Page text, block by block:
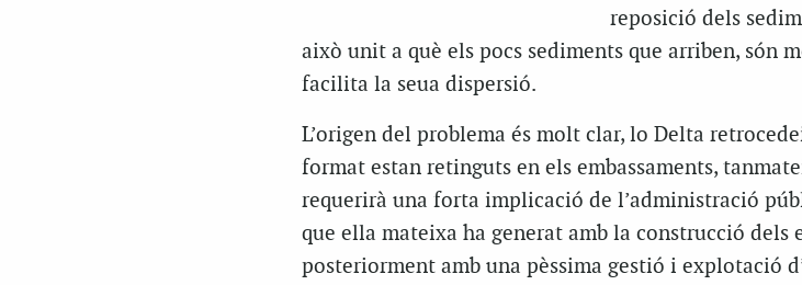
reposició dels
això unit a què els pocs sediments que arriben, són
facilita la seua dispersió.
L’origen del problema és molt clar, lo Delta
format estan retinguts en els embassaments,
requerirà una forta implicació de l’administració
que ella mateixa ha generat amb la construcció dels
posteriorment amb una pèssima gestió i explotació